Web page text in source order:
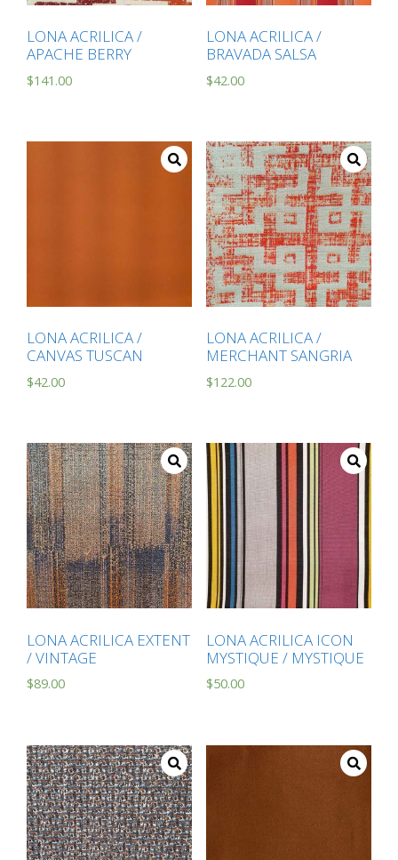
LONA ACRILICA /
APACHE BERRY
$141.00
LONA ACRILICA /
BRAVADA SALSA
$42.00
LONA ACRILICA /
CANVAS TUSCAN
$42.00
LONA ACRILICA /
MERCHANT SANGRIA
$122.00
LONA ACRILICA EXTENT
/ VINTAGE
$89.00
LONA ACRILICA ICON
MYSTIQUE / MYSTIQUE
$50.00